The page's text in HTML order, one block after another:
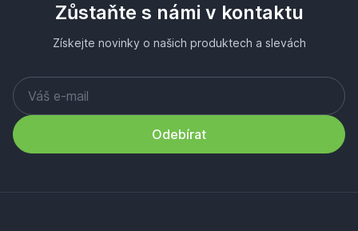
Zůstaňte s námi v kontaktu
Získejte novinky o našich produktech a slevách
Odebírat